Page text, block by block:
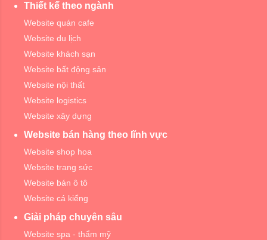
Thiết kế theo ngành
Website quán cafe
Website du lịch
Website khách sạn
Website bất động sản
Website nội thất
Website logistics
Website xây dựng
Website bán hàng theo lĩnh vực
Website shop hoa
Website trang sức
Website bán ô tô
Website cá kiểng
Giải pháp chuyên sâu
Website spa - thẩm mỹ